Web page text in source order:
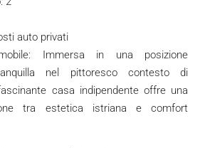
auto privati
Immersa in una posizione
nel pittoresco contesto di
casa indipendente offre una
tra estetica istriana e comfort